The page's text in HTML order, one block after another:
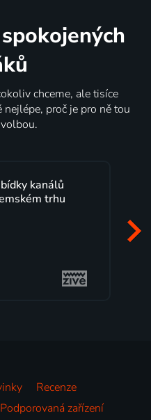
chceme, ale tisíce
proč je pro ně tou
několik let s
Velký výběr
běžet k TV na
Recenze
Podporovaná zařízení